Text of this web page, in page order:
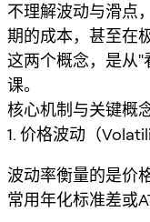
不理解波动与滑点
期的成本，甚至在
这两个概念，是从"
课。
核心机制与关键概
1. 价格波动（
波动率衡量的是价
常用年化标准差或